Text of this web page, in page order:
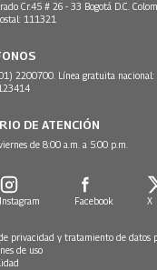
Cr.45 # 26 - 33 Bogotá D.C.
111321
2200700. Línea gratuita nacional:
DE ATENCIÓN
de 8:00 a.m. a 5:00 p.m.
Instagram Facebook X
privacidad y tratamiento de datos
de uso